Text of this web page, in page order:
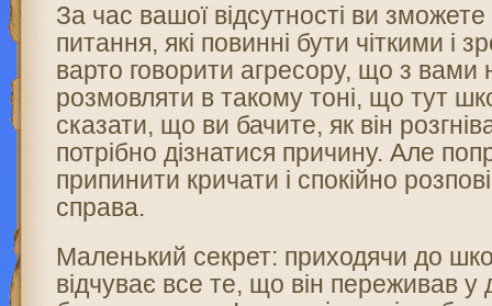
За час вашої відсутності ви
питання, які повинні бути чіткими і
варто говорити агресору, що з
розмовляти в такому тоні, що тут
сказати, що ви бачите, як він
потрібно дізнатися причину. Але
припинити кричати і спокійно
справа.
Маленький секрет: приходячи до
відчуває все те, що він переживав у